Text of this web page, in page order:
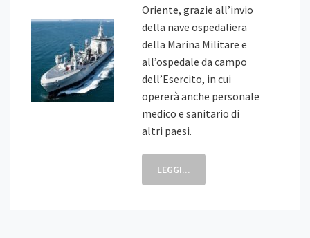
Oriente, grazie all’invio
della nave ospedaliera
della Marina Militare e
all’ospedale da campo
dell’Esercito, in cui
opererà anche personale
medico e sanitario di
altri paesi.
LEGGI...